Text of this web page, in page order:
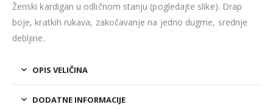
Ženski kardigan u odličnom stanju (pogledajte slike). Drap
boje, kratkih rukava, zakočavanje na jedno dugme, srednje
debljine.
OPIS VELIČINA
DODATNE INFORMACIJE